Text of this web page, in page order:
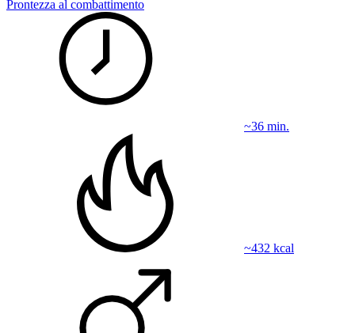
Prontezza al combattimento
~36 min.
~432 kcal